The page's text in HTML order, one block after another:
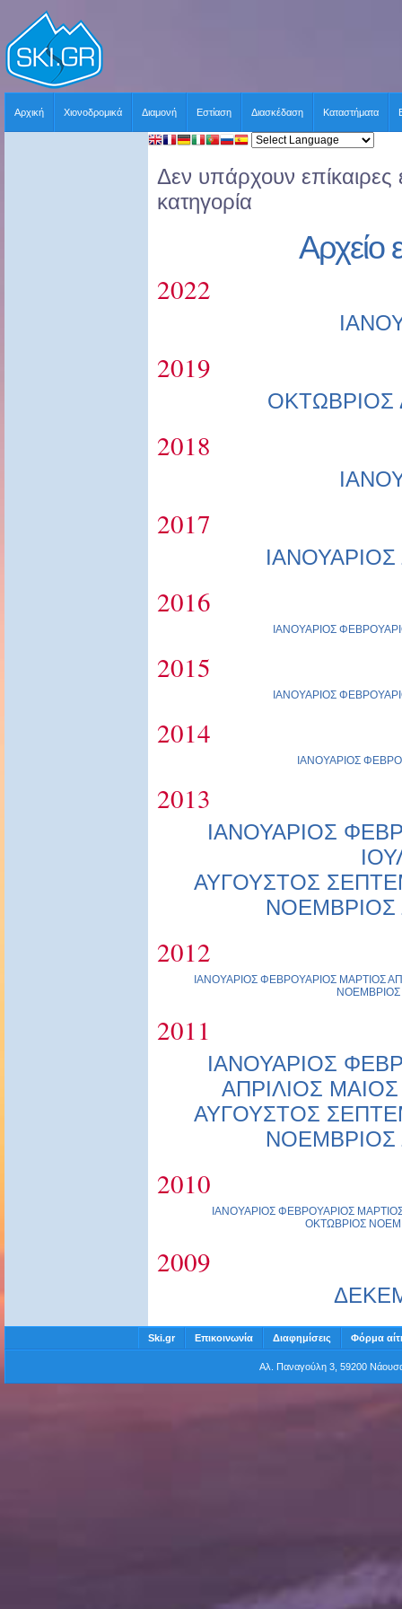
Αρχική Χιονοδρομικά Διαμονή Εστίαση Διασκέδαση Καταστήματα
Δεν υπάρχουν επίκαιρες
κατηγορία
Αρχείο
2022
2019
ΟΚΤΩΒΡΙΟΣ
2018
2017
ΙΑΝΟΥΑΡΙΟΣ
2016
ΙΑΝΟΥΑΡΙΟΣ
2015
ΙΑΝΟΥΑΡΙΟΣ
2014
ΙΑΝΟΥΑΡΙΟΣ
2013
ΙΑΝΟΥΑΡΙΟΣ
ΑΥΓΟΥΣΤΟΣ
ΝΟΕΜΒΡΙΟΣ
2012
ΙΑΝΟΥΑΡΙΟΣ ΦΕΒΡΟΥΑΡΙΟΣ ΜΑΡΤΙΟΣ
ΝΟΕΜΒΡΙΟΣ
2011
ΙΑΝΟΥΑΡΙΟΣ
ΑΠΡΙΛΙΟΣ ΜΑΙΟΣ
ΑΥΓΟΥΣΤΟΣ
ΝΟΕΜΒΡΙΟΣ
2010
ΙΑΝΟΥΑΡΙΟΣ ΦΕΒΡΟΥΑΡΙΟΣ
ΟΚΤΩΒΡΙΟΣ
2009
Ski.gr Επικοινωνία Διαφημίσεις Φόρμα
Αλ. Παναγούλη 3, 59200